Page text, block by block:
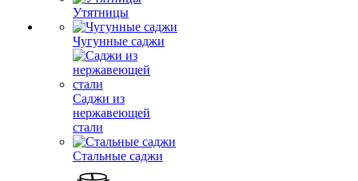
Утятницы
Чугунные саджи
Саджи из
нержавеющей
стали
Стальные саджи